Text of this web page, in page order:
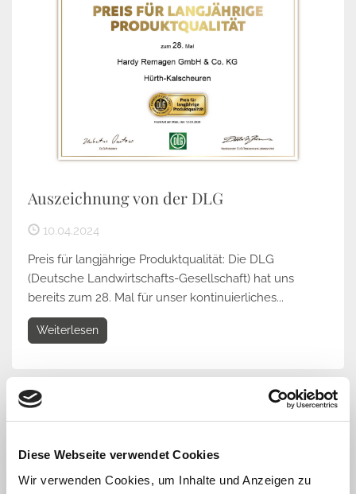
Diese Webseite verwendet Cookies
Wir verwenden Cookies, um Inhalte und Anzeigen zu
Auszeichnung von der DLG
10.04.2024
Preis für langjährige Produktqualität: Die DLG
(Deutsche Landwirtschafts-Gesellschaft) hat uns
bereits zum 28. Mal für unser kontinuierliches...
Weiterlesen